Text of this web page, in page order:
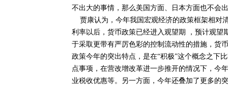
不出大的事情，那么美国方面、日本方面也不会
贾康认为，今年我国宏观经济的政策框架相对
利率以后，货币政策已经进入观望期 ，预计观
于采取更带有严厉色彩的控制流动性的措施，货
政策今年的突出特点，是在“积极”这个概念之下
点事项，在营改增改革进一步推开的情况下，今
业税收优惠等。另一方面，今年还叠加了更多的